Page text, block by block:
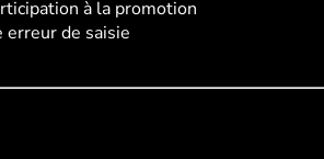
à la promotion
de saisie